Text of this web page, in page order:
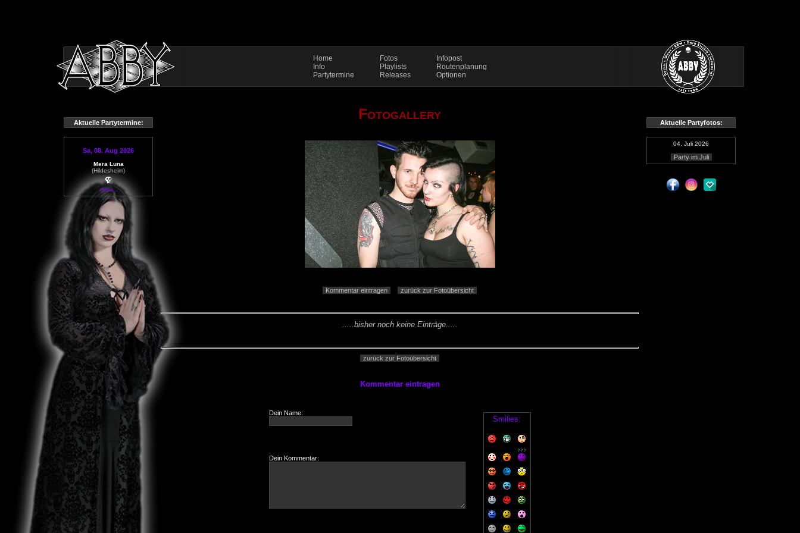
Home
Info
Partytermine
Fotos
Playlists
Releases
Infopost
Routenplanung
Optionen
Aktuelle Partytermine:
Sa, 08. Aug 2026
Mera Luna
(Hildesheim)
mehr...
Fotogallery
Kommentar eintragen zurück zur Fotoübersicht
.....bisher noch keine Einträge.....
zurück zur Fotoübersicht
Kommentar eintragen
Dein Name:
Smilies:
Dein Kommentar:
Aktuelle Partyfotos:
04. Juli 2026
Party im Juli